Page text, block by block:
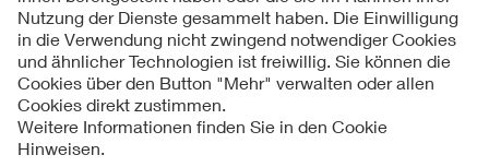
Kontakte
Service
Impressum
Datenschutzinformationen